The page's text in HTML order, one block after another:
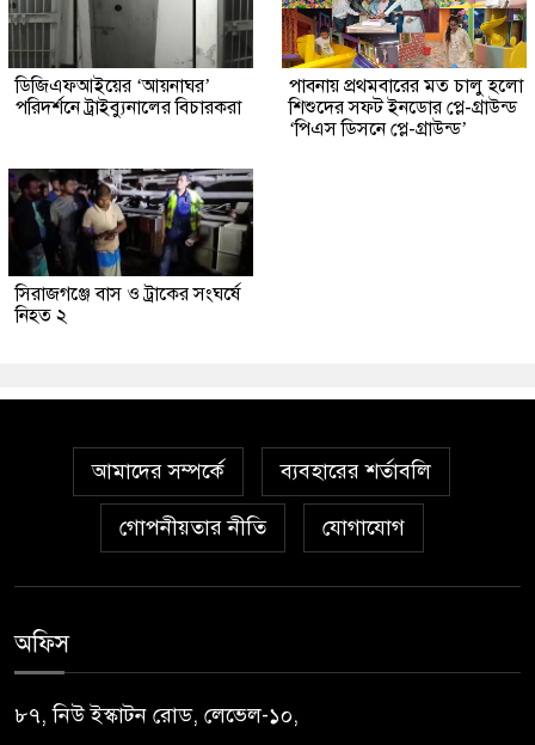
ডিজিএফআইয়ের ‘আয়নাঘর’
পরিদর্শনে ট্রাইব্যুনালের বিচারকরা
পাবনায় প্রথমবারের মত চালু হলো
শিশুদের সফট ইনডোর প্লে-গ্রাউন্ড
‘পিএস ডিসনে প্লে-গ্রাউন্ড’
সিরাজগঞ্জে বাস ও ট্রাকের সংঘর্ষে
নিহত ২
আমাদের সম্পর্কে ব্যবহারের শর্তাবলি
গোপনীয়তার নীতি যোগাযোগ
অফিস
৮৭, নিউ ইস্কাটন রোড, লেভেল-১০,